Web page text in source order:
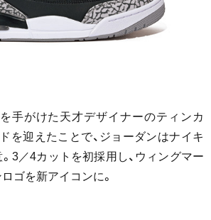
手がけた天才デザイナーのティンカ
を迎えたことで、ジョーダンはナイキ
3／4カットを初採用し、ウィングマー
ゴを新アイコンに。